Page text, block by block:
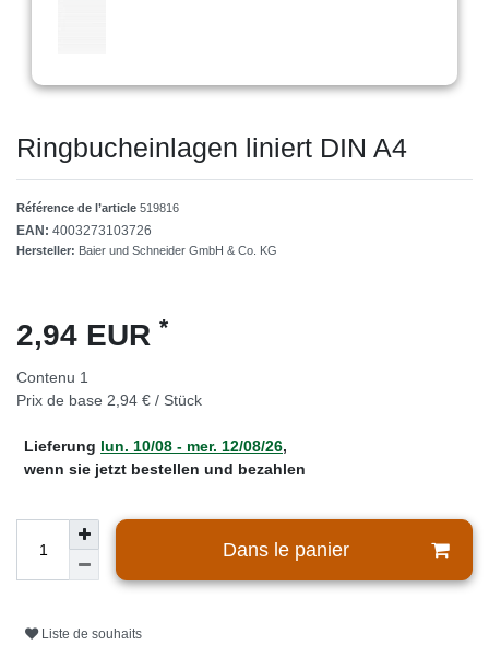
Ringbucheinlagen liniert DIN A4
Référence de l’article 519816
EAN: 4003273103726
Hersteller: Baier und Schneider GmbH & Co. KG
2,94 EUR *
Contenu 1
Prix de base 2,94 € / Stück
Lieferung lun. 10/08 - mer. 12/08/26,
wenn sie jetzt bestellen und bezahlen
Dans le panier
Liste de souhaits